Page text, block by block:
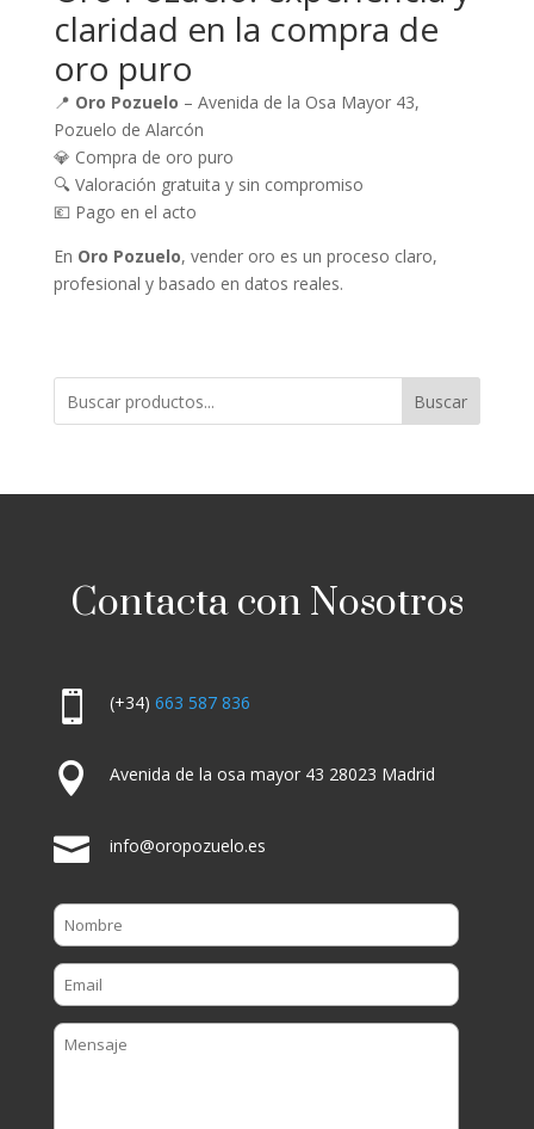
claridad en la compra de
oro puro
📍 Oro Pozuelo – Avenida de la Osa Mayor 43,
Pozuelo de Alarcón
💎 Compra de oro puro
🔍 Valoración gratuita y sin compromiso
💶 Pago en el acto
En Oro Pozuelo, vender oro es un proceso claro,
profesional y basado en datos reales.
Buscar
Contacta con Nosotros
 (+34) 663 587 836
 Avenida de la osa mayor 43 28023 Madrid
 info@oropozuelo.es